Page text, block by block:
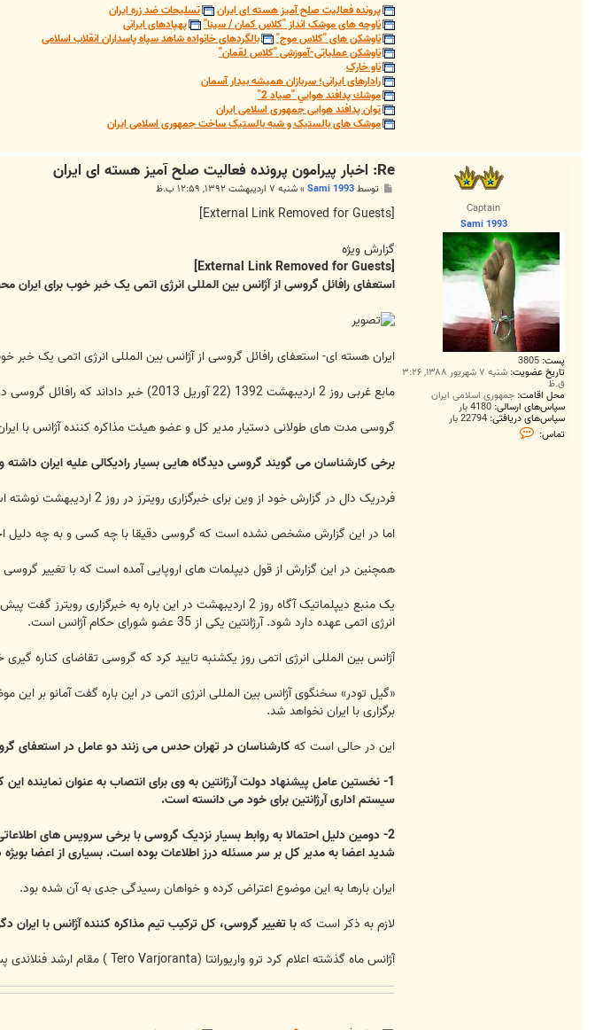
پرونده فعالیت صلح آمیز هسته ای ایران
تسلیحات ضد زره ایران
ناوچه های موشک انداز "کلاس کمان / سینا"
پهپادهای ایرانی
ناوشکن های "کلاس موج"
بالگردهای خانواده شاهد سپاه پاسداران انقلاب اسلامی
ناوشکن عملیاتی-آموزشی "کلاس لقمان"
ناو خارک
رادارهای ایرانی؛ سربازان همیشه بیدار آسمان
موشك پدافند هوايي "صياد 2"
توان پدافند هوایی جمهوری اسلامی ایران
موشک های بالستیک و شبه بالستیک ساخت جمهوری اسلامی ایران
Captain
Sami 1993
پست: 3805
تاریخ عضویت: شنبه ۷ شهریور ۱۳۸۸, ۳:۲۶
ق.ظ
محل اقامت: جمهوری اسلامی ایران
سپاس‌های ارسالی: 4180 بار
سپاس‌های دریافتی: 22794 بار
تماس:
ت
Re: اخبار پیرامون پرونده فعالیت صلح آمیز هسته ای ایران
ت
توسطSami 1993
»شنبه ۷ اردیبهشت ۱۳۹۲, ۱۲:۵۹ ب.ظ
[External Link Removed for Guests]
گزارش ویژه
[External Link Removed for Guests]
استعفای رافائل گروسی از آژانس بین المللی انرژی اتمی یک خبر خوب برای
ایران هسته ای- استعفای رافائل گروسی از آژانس بین المللی انرژی اتمی یک
مابع غربی روز 2 اردیبهشت 1392 (22 آوریل 2013) خبر داداند که رافائل گروسی دستیار ارشد مدیر کل از پست خود در آژانس استعفا داده است.
گروسی مدت های طولانی دستیار مدیر کل و عضو هیئت مذاکره کننده آژانس با
برخی کارشناسان می گویند گروسی دیدگاه هایی بسیار رادیکالی علیه ایران
فردریک دال در گزارش خود از وین برای خبرگزاری رویترز در روز 2 اردیبهشت نوشته است که گروسی به دلیل برخی اختلافات از آژانس استعفا داه است.
اما در این گزارش مشخص نشده است که گروسی دقیقا با چه کسی و به چه دلیل
همچنین در این گزارش از قول دیپلمات های اروپایی آمده است که با تغییر
یک منبع دیپلماتیک آگاه روز 2 اردیبهشت در این باره به
انرژی اتمی عهده دارد شود. آرژانتین یکی از 35 عضو شورای حکام آژانس است.
آژانس بین المللی انرژی اتمی روز یکشنبه تایید کرد که گروسی تقاضای کناره
«گیل تودر» سخنگوی آژانس بین المللی انرژی اتمی در این باره گفت آمانو بر
برگزاری با ایران نخواهد شد.
این در حالی است که کارشناسان در تهران حدس می زنند دو عامل در استعفای
1- نخستین عامل پیشنهاد دولت آرژانتین به وی برای انتصاب به عنوان
سیستم اداری آرژانتین برای خود می دانسته است.
2- دومین دلیل احتمالا به روابط بسیار نزدیک گروسی با برخی سرویس های
شدید اعضا به مدیر کل بر سر مسئله درز اطلاعات بوده است. بسیاری از اعضا
ایران بارها به این موضوع اعتراض کرده و خواهان رسیدگی جدی به آن شده بود.
لازم به ذکر است کهبا تغییر گروسی، کل ترکیب تیم مذاکره کننده آژانس با ایران
آژانس ماه گذشته اعلام کرد ترو واریورانتا (Tero Varjoranta ) مقام ارشد فنلاندی پس از بازنشستگی هرمان ناکرتس بازرس ارشد هسته ای آژانس در فصل پاییز، سمت وی را به عهده خواهد گرفت.